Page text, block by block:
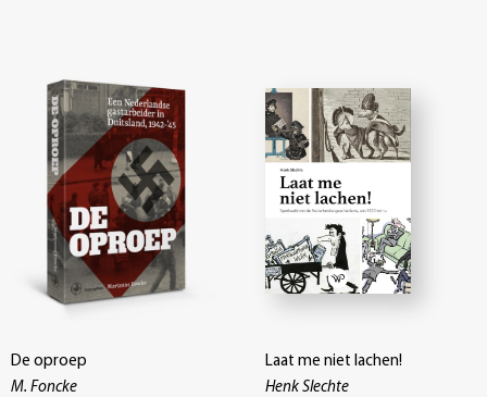
De oproep
M. Foncke
Laat me niet lachen!
Henk Slechte